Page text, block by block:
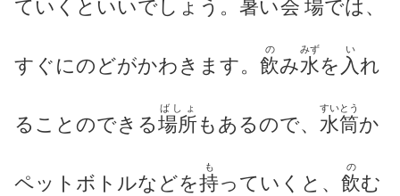
ていくといいでしょう。 暑い会場では、
すぐにのどがかわきます。 飲
の
み水
みず
を 入
い
れ
ることのできる場所
ばしょ
もあるので、 水筒
すいとう
か
ペットボトルなどを持
も
っていくと、 飲
の
む